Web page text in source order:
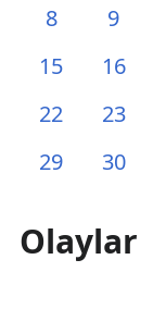
8
9
15
16
22
23
29
30
Olaylar